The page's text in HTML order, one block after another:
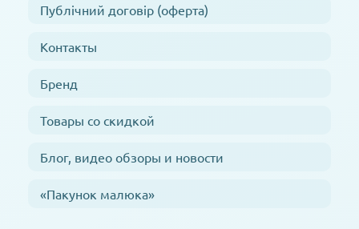
Публічний договір (оферта)
Контакты
Бренд
Товары со скидкой
Блог, видео обзоры и новости
«Пакунок малюка»